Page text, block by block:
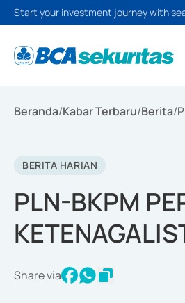
Start your investment journey with
Beranda/Kabar Terbaru/Berita/
BERITA HARIAN
PLN-BKPM
Share via